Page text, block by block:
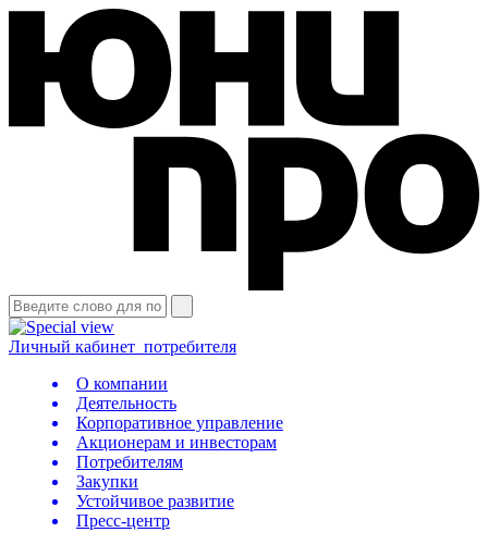
Личный кабинет потребителя
О компании
Деятельность
Корпоративное управление
Акционерам и инвесторам
Потребителям
Закупки
Устойчивое развитие
Пресс-центр